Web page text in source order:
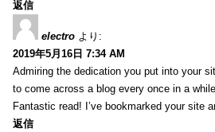
返信
electro より:
2019年5月16日 7:34 AM
Admiring the dedication you put into your
to come across a blog every once in a
Fantastic read! I’ve bookmarked your site
返信